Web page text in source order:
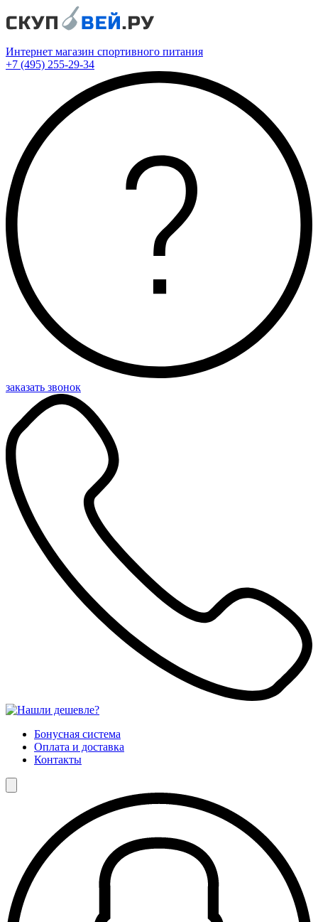
Интернет магазин спортивного питания
+7 (495) 255-29-34
заказать звонок
Бонусная система
Оплата и доставка
Контакты